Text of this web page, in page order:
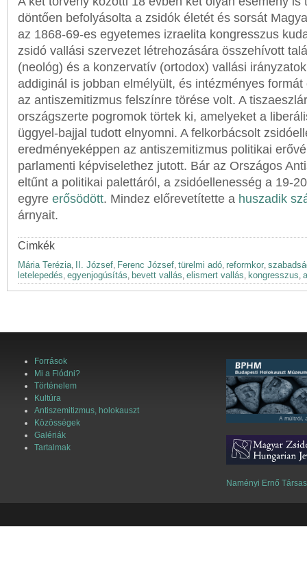
döntően befolyásolta a zsidók életét és sorsát
az 1868-69-es egyetemes izraelita kongresszus
zsidó vallási szervezet létrehozására összehívott
(neológ) és a konzervatív (ortodox) vallási
addiginál is jobban elmélyült, és intézményes formát
az antiszemitizmus felszínre törése volt. A
országszerte pogromok törtek ki, amelyeket a
üggyel-bajjal tudott elnyomni. A felkorbácsolt
eredményeképpen az antiszemitizmus politikai
parlamenti képviselethez jutott. Bár az Országos
eltűnt a politikai palettáról, a zsidóellenesség a 19-
egyre erősödött. Mindez előrevetítette a huszadik
árnyait.
Cimkék
Mária Terézia, II. József, Ferenc József, türelmi adó, reformkor,
letelepedés, egyenjogúsítás, bevett vallás, elismert vallás, kongresszus,
Források
Mi a Flódni?
Történelem
Kultúra
Antiszemitizmus, holokauszt
Közösségek
Galériák
Tartalmak
Naményi Ernő